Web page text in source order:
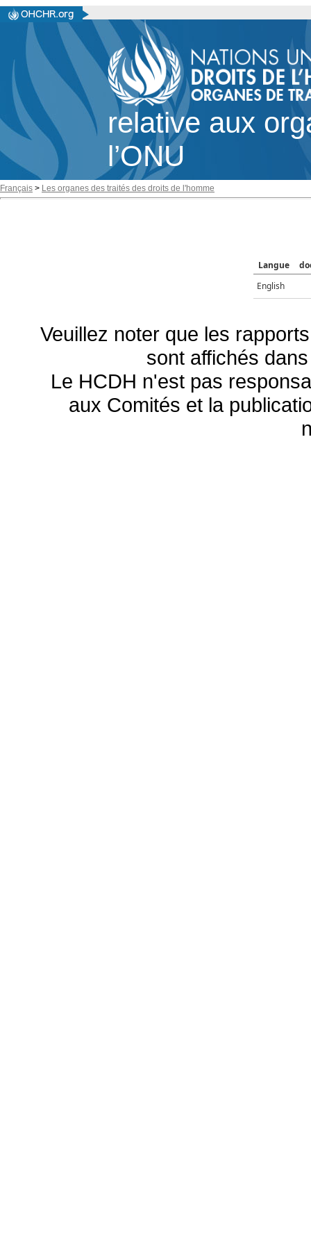
relative aux
l’ONU
Français > Les organes des traités des droits de l'homme
Langue
English
Veuillez noter que les
sont affichés
Le HCDH n'est pas
aux Comités et la